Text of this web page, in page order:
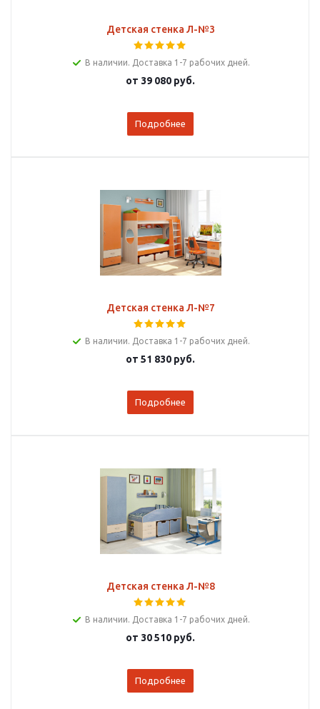
Детская стенка Л-№3
В наличии. Доставка 1-7 рабочих дней.
от 39 080 руб.
Подробнее
Детская стенка Л-№7
В наличии. Доставка 1-7 рабочих дней.
от 51 830 руб.
Подробнее
Детская стенка Л-№8
В наличии. Доставка 1-7 рабочих дней.
от 30 510 руб.
Подробнее